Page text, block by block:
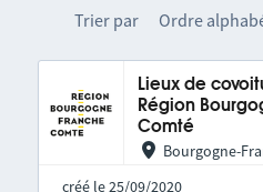
Trier par Ordre
Lieux de
Région
Comté
Bourgogne-
créé le 25/09/2020